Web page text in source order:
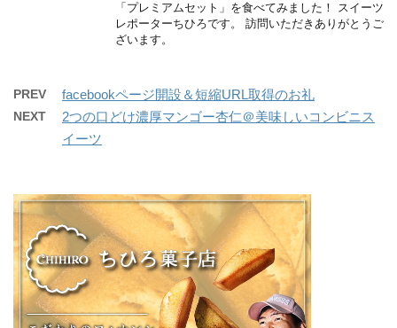
「プレミアムセット」を食べてみました！ スイーツ
レポーターちひろです。 訪問いただきありがとうご
ざいます。
PREV facebookページ開設＆短縮URL取得のお礼
NEXT
2つの口どけ濃厚マンゴー杏仁＠美味しいコンビニス
イーツ